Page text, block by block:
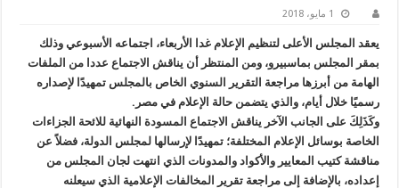
1 مايو، 2018
يعقد المجلس الأعلى لتنظيم الإعلام غدا الأربعاء، اجتماعه الأسبوعي وذلك
بمقر المجلس بماسبيرو، ومن المنتظر أن يناقش الاجتماع عددا من الملفات
الهامة من أبرزها مراجعة التقرير السنوي الخاص بالمجلس تمهيدًا لإصداره
رسميًا خلال أيام، والذي يتضمن حالة الإعلام في مصر.
وكَذَلِكَ على الجانب الآخر يناقش الاجتماع المسودة النهائية للائحة الجزاءات
الخاصة بوسائل الإعلام المختلفة؛ تمهيدًا لإرسالها لمجلس الدولة، فضلاً عن
مناقشة كتيب المعايير والأكواد والمدونات الذي انتهت لجان المجلس من
إعداده، بالإضافة إلى مراجعة تقرير المخالفات الإعلامية الذي سيعلنه